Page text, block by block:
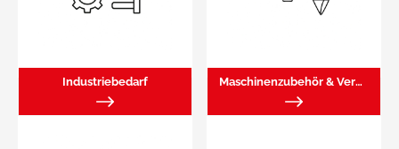
Industriebedarf Maschinenzubehör & Verbrauchsmaterial